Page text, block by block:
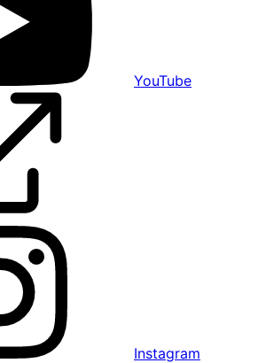
YouTube
Instagram